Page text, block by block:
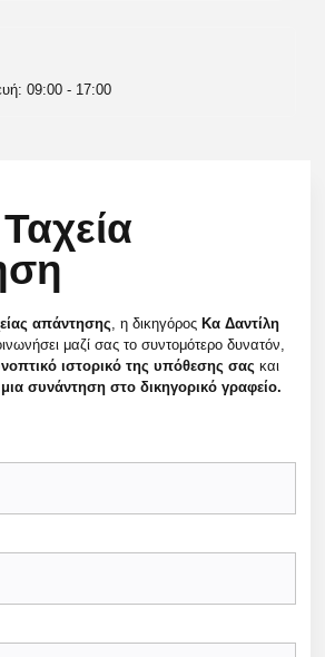
09:00 - 17:00
απάντησης, η δικηγόρος Κα Δαντίλη
μαζί σας το συντομότερο δυνατόν,
ιστορικό της υπόθεσης σας και
συνάντηση στο δικηγορικό γραφείο.